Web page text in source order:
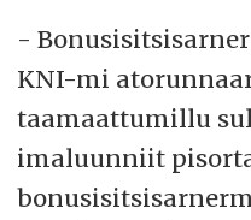
-
KNI-mi
taamaattumillu
imaluunniit